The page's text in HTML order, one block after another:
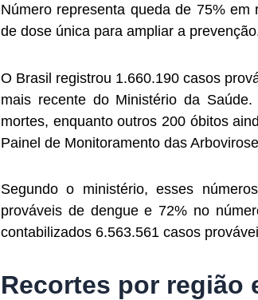
Número representa queda de 75%
de dose única para ampliar a
O Brasil registrou 1.660.190 casos
mais recente do Ministério da
mortes, enquanto outros 200 óbitos
Painel de Monitoramento das
Segundo o ministério, esses
prováveis de dengue e 72% no
contabilizados 6.563.561 casos
Recortes por região